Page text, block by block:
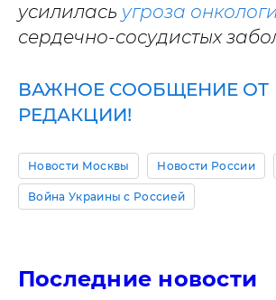
усилилась угроза
сердечно-сосудистых
ВАЖНОЕ СООБЩЕНИЕ ОТ
РЕДАКЦИИ!
Новости Москвы Новости России
Война Украины с Россией
Последние новости